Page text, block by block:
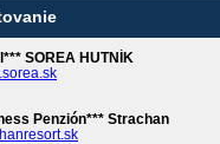
SOREA HUTNÍK
Penzión*** Strachan